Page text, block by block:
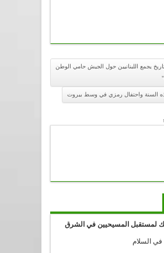
تاريخ يجمع اللبنانيين حول الجيش حامي الوطن
السنة واحتفال رمزي في وسط بيروت
لمستقبل المسيحيين في الشرق
السلام